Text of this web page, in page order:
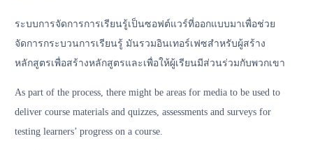
ระบบการจัดการการเรียนรู้เป็นซอฟต์แวร์ที่ออกแบบมาเพื่อช่วย
จัดการกระบวนการเรียนรู้ มันรวมอินเทอร์เฟซสำหรับผู้สร้าง
หลักสูตรเพื่อสร้างหลักสูตรและเพื่อให้ผู้เรียนมีส่วนร่วมกับพวกเขา
As part of the process, there might be areas for media to be used to
deliver course materials and quizzes, assessments and surveys for
testing learners’ progress on a course.